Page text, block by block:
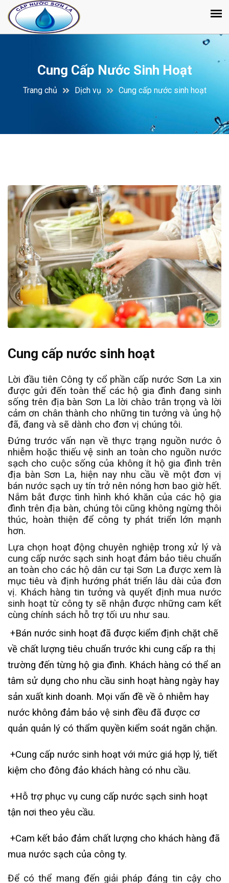
Cung Cấp Nước Sinh Hoạt
Trang chủ Dịch vụ Cung cấp nước sinh hoạt
Cung cấp nước sinh hoạt
Lời đầu tiên Công ty cổ phần cấp nước Sơn La xin
được gửi đến toàn thể các hộ gia đình đang sinh
sống trên địa bàn Sơn La lời chào trân trọng và lời
cảm ơn chân thành cho những tin tưởng và ủng hộ
đã, đang và sẽ dành cho đơn vị chúng tôi.
Đứng trước vấn nạn về thực trạng nguồn nước ô
nhiễm hoặc thiếu vệ sinh an toàn cho nguồn nước
sạch cho cuộc sống của không ít hộ gia đình trên
địa bàn Sơn La, hiện nay nhu cầu về một đơn vị
bán nước sạch uy tín trở nên nóng hơn bao giờ hết.
Nắm bắt được tình hình khó khăn của các hộ gia
đình trên địa bàn, chúng tôi cũng không ngừng thôi
thúc, hoàn thiện để công ty phát triển lớn mạnh
hơn.
Lựa chọn hoạt động chuyên nghiệp trong xử lý và
cung cấp nước sạch sinh hoạt đảm bảo tiêu chuẩn
an toàn cho các hộ dân cư tại Sơn La được xem là
mục tiêu và định hướng phát triển lâu dài của đơn
vị. Khách hàng tin tưởng và quyết định mua nước
sinh hoạt từ công ty sẽ nhận được những cam kết
cùng chính sách hỗ trợ tối ưu như sau.
+Bán nước sinh hoạt đã được kiểm định chặt chẽ
về chất lượng tiêu chuẩn trước khi cung cấp ra thị
trường đến từng hộ gia đình. Khách hàng có thể an
tâm sử dụng cho nhu cầu sinh hoạt hàng ngày hay
sản xuất kinh doanh. Mọi vấn đề về ô nhiễm hay
nước không đảm bảo vệ sinh đều đã được cơ
quản quản lý có thẩm quyền kiểm soát ngăn chặn.
+Cung cấp nước sinh hoạt với mức giá hợp lý, tiết
kiệm cho đông đảo khách hàng có nhu cầu.
+Hỗ trợ phục vụ cung cấp nước sạch sinh hoạt
tận nơi theo yêu cầu.
+Cam kết bảo đảm chất lượng cho khách hàng đã
mua nước sạch của công ty.
Để có thể mang đến giải pháp đáng tin cậy cho